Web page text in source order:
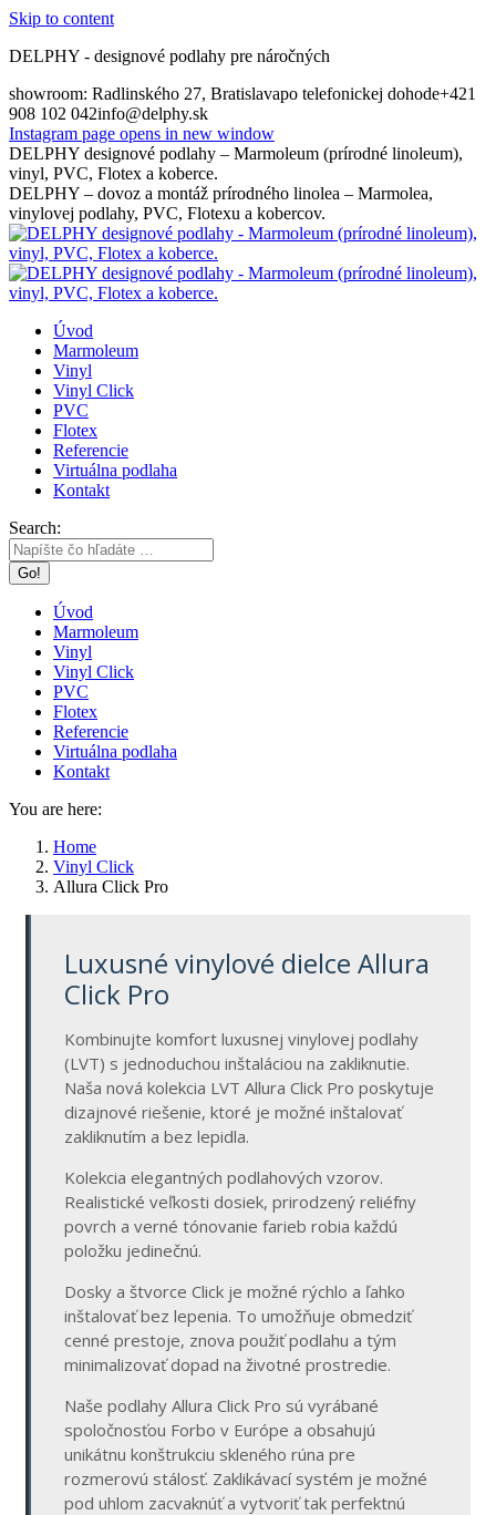
Skip to content
DELPHY - designové podlahy pre náročných
showroom: Radlinského 27, Bratislavapo telefonickej dohode+421
908 102 042info@delphy.sk
Instagram page opens in new window
DELPHY designové podlahy – Marmoleum (prírodné linoleum),
vinyl, PVC, Flotex a koberce.
DELPHY – dovoz a montáž prírodného linolea – Marmolea,
vinylovej podlahy, PVC, Flotexu a kobercov.
Úvod
Marmoleum
Vinyl
Vinyl Click
PVC
Flotex
Referencie
Virtuálna podlaha
Kontakt
Search:
Úvod
Marmoleum
Vinyl
Vinyl Click
PVC
Flotex
Referencie
Virtuálna podlaha
Kontakt
You are here:
Home
Vinyl Click
Allura Click Pro
Luxusné vinylové dielce Allura
Click Pro
Kombinujte komfort luxusnej vinylovej podlahy
(LVT) s jednoduchou inštaláciou na zakliknutie.
Naša nová kolekcia LVT Allura Click Pro poskytuje
dizajnové riešenie, ktoré je možné inštalovať
zakliknutím a bez lepidla.
Kolekcia elegantných podlahových vzorov.
Realistické veľkosti dosiek, prirodzený reliéfny
povrch a verné tónovanie farieb robia každú
položku jedinečnú.
Dosky a štvorce Click je možné rýchlo a ľahko
inštalovať bez lepenia. To umožňuje obmedziť
cenné prestoje, znova použiť podlahu a tým
minimalizovať dopad na životné prostredie.
Naše podlahy Allura Click Pro sú vyrábané
spoločnosťou Forbo v Európe a obsahujú
unikátnu konštrukciu skleného rúna pre
rozmerovú stálosť. Zaklikávací systém je možné
pod uhlom zacvaknúť a vytvoriť tak perfektnú